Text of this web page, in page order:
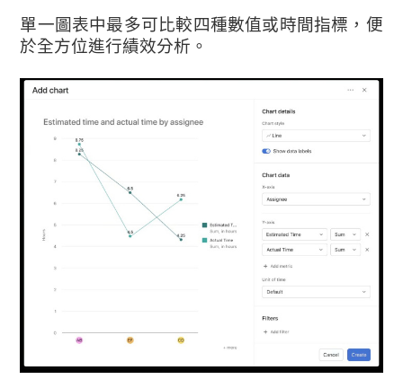
單一圖表中最多可比較四種數值或時間指標，便
於全方位進行績效分析。